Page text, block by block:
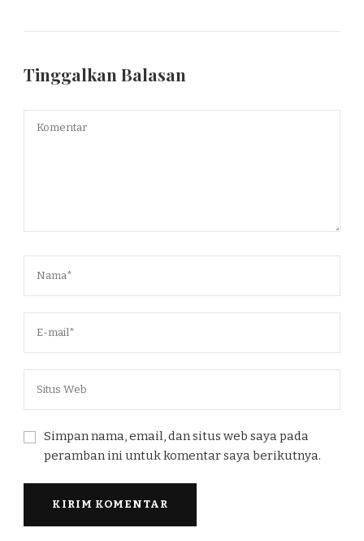
Tinggalkan Balasan
Simpan nama, email, dan situs web saya pada
peramban ini untuk komentar saya berikutnya.